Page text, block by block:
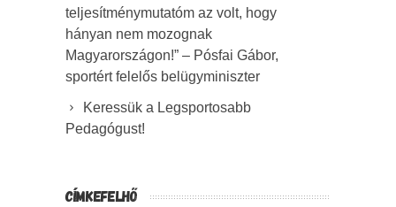
teljesítménymutatóm az volt, hogy
hányan nem mozognak
Magyarországon!” – Pósfai Gábor,
sportért felelős belügyminiszter
Keressük a Legsportosabb
Pedagógust!
CÍMKEFELHŐ